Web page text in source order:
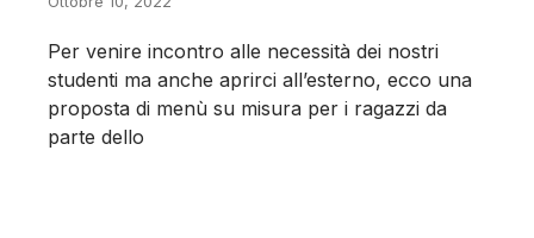
Per venire incontro alle necessità dei nostri
studenti ma anche aprirci all’esterno, ecco una
proposta di menù su misura per i ragazzi da
parte dello